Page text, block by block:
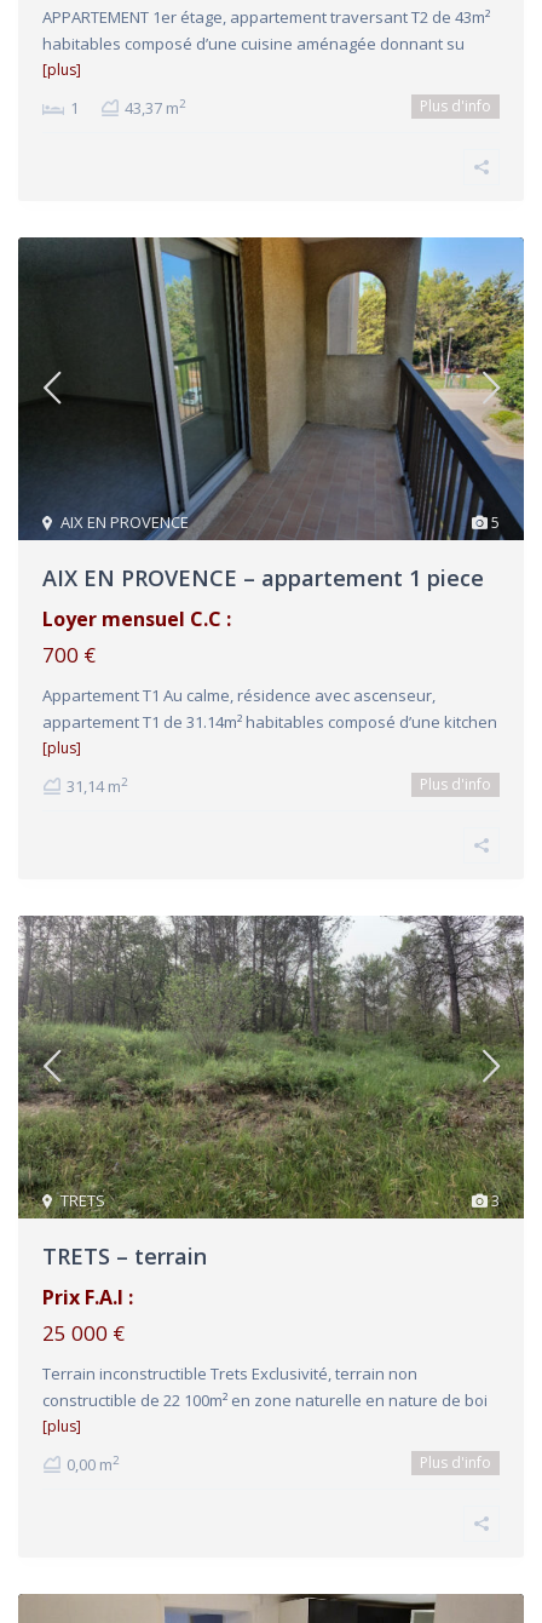
APPARTEMENT 1er étage, appartement traversant T2 de 43m²
habitables composé d’une cuisine aménagée donnant su
[plus]
1 43,37 m2 Plus d'info
5
AIX EN PROVENCE
AIX EN PROVENCE – appartement 1 piece
Loyer mensuel C.C :
700 €
Appartement T1 Au calme, résidence avec ascenseur,
appartement T1 de 31.14m² habitables composé d’une kitchen
[plus]
31,14 m2 Plus d'info
3
TRETS
TRETS – terrain
Prix F.A.I :
25 000 €
Terrain inconstructible Trets Exclusivité, terrain non
constructible de 22 100m² en zone naturelle en nature de boi
[plus]
0,00 m2 Plus d'info